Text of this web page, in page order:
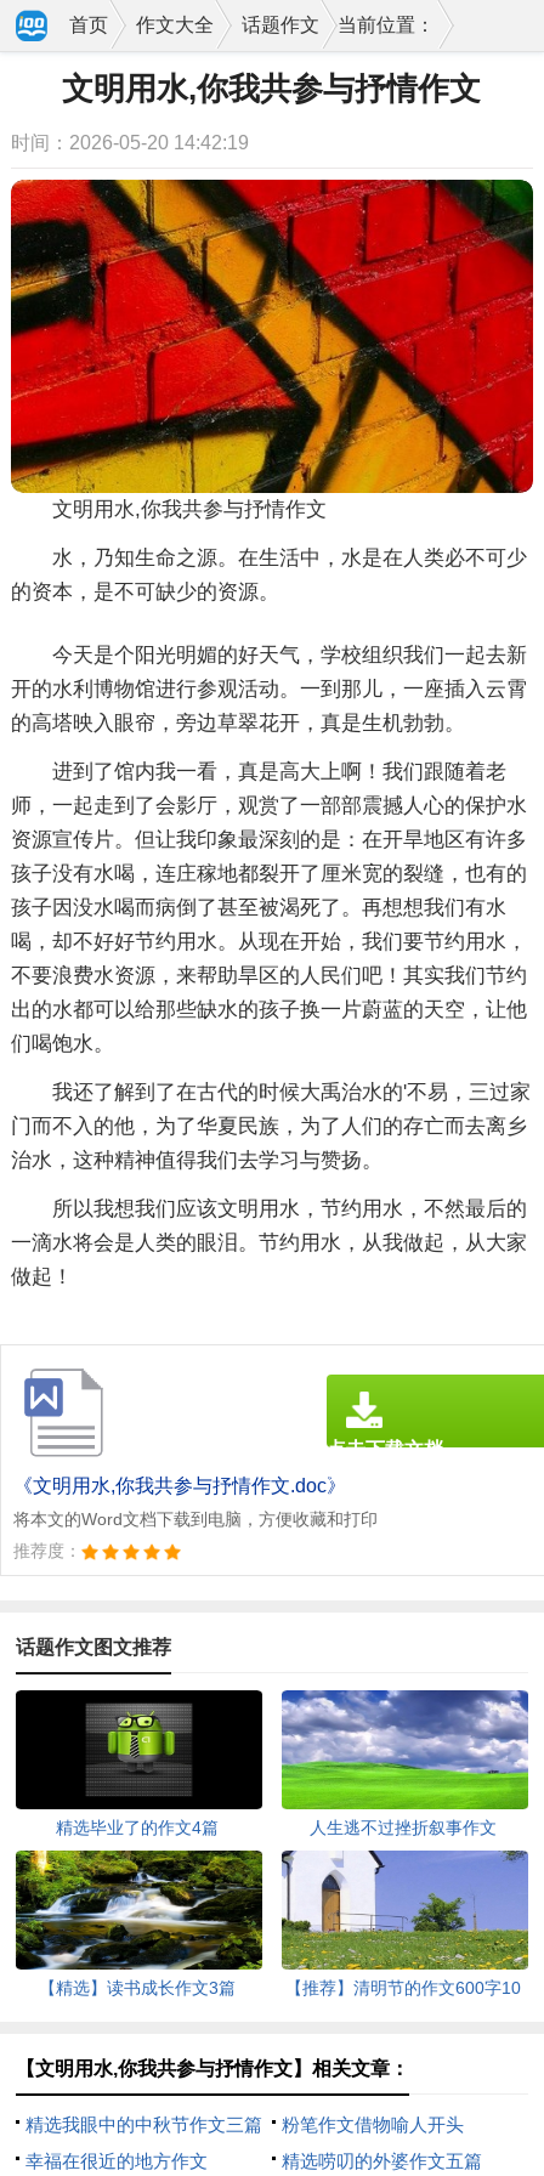
当前位置：
首页 作文大全 话题作文
文明用水,你我共参与抒情作文
时间：2026-05-20 14:42:19
文明用水,你我共参与抒情作文
水，乃知生命之源。在生活中，水是在人类必不可少
的资本，是不可缺少的资源。
今天是个阳光明媚的好天气，学校组织我们一起去新
开的水利博物馆进行参观活动。一到那儿，一座插入云霄
的高塔映入眼帘，旁边草翠花开，真是生机勃勃。
进到了馆内我一看，真是高大上啊！我们跟随着老
师，一起走到了会影厅，观赏了一部部震撼人心的保护水
资源宣传片。但让我印象最深刻的是：在开旱地区有许多
孩子没有水喝，连庄稼地都裂开了厘米宽的裂缝，也有的
孩子因没水喝而病倒了甚至被渴死了。再想想我们有水
喝，却不好好节约用水。从现在开始，我们要节约用水，
不要浪费水资源，来帮助旱区的人民们吧！其实我们节约
出的水都可以给那些缺水的孩子换一片蔚蓝的天空，让他
们喝饱水。
我还了解到了在古代的时候大禹治水的'不易，三过家
门而不入的他，为了华夏民族，为了人们的存亡而去离乡
治水，这种精神值得我们去学习与赞扬。
所以我想我们应该文明用水，节约用水，不然最后的
一滴水将会是人类的眼泪。节约用水，从我做起，从大家
做起！
《文明用水,你我共参与抒情作文.doc》
将本文的Word文档下载到电脑，方便收藏和打印
推荐度：
点击下载文档
文档为doc格式
话题作文图文推荐
精选毕业了的作文4篇 人生逃不过挫折叙事作文
【精选】读书成长作文3篇
【推荐】清明节的作文600字10
【文明用水,你我共参与抒情作文】相关文章：
精选我眼中的中秋节作文三篇
粉笔作文借物喻人开头
幸福在很近的地方作文
精选唠叨的外婆作文五篇